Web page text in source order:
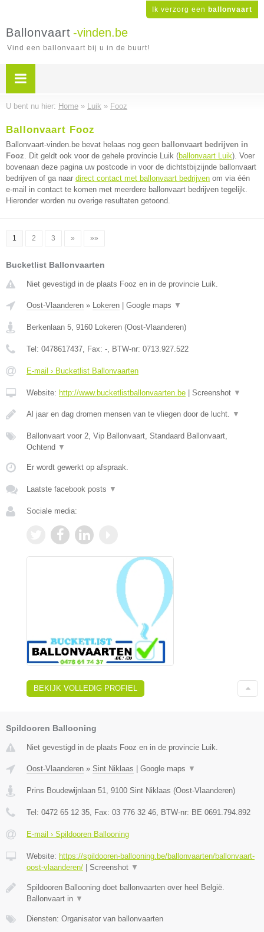
Ik verzorg een ballonvaart
Ballonvaart -vinden.be
Vind een ballonvaart bij u in de buurt!
U bent nu hier: Home » Luik » Fooz
Ballonvaart Fooz
Ballonvaart-vinden.be bevat helaas nog geen ballonvaart bedrijven in
Fooz. Dit geldt ook voor de gehele provincie Luik (ballonvaart Luik). Voer
bovenaan deze pagina uw postcode in voor de dichtstbijzijnde ballonvaart
bedrijven of ga naar direct contact met ballonvaart bedrijven om via één
e-mail in contact te komen met meerdere ballonvaart bedrijven tegelijk.
Hieronder worden nu overige resultaten getoond.
1 2 3 » »»
Bucketlist Ballonvaarten
Niet gevestigd in de plaats Fooz en in de provincie Luik.
Oost-Vlaanderen » Lokeren Google maps ▼
Berkenlaan 5, 9160 Lokeren (Oost-Vlaanderen)
Tel: 0478617437, Fax: -, BTW-nr: 0713.927.522
E-mail › Bucketlist Ballonvaarten
Website: http://www.bucketlistballonvaarten.be Screenshot ▼
Al jaar en dag dromen mensen van te vliegen door de lucht. ▼
Ballonvaart voor 2, Vip Ballonvaart, Standaard Ballonvaart,
Ochtend ▼
Er wordt gewerkt op afspraak.
Laatste facebook posts ▼
Sociale media:
BEKIJK VOLLEDIG PROFIEL
Spildooren Ballooning
Niet gevestigd in de plaats Fooz en in de provincie Luik.
Oost-Vlaanderen » Sint Niklaas | Google maps ▼
Prins Boudewijnlaan 51 9100 Sint Niklaas (Oost-Vlaanderen)
Tel: 0472 65 12 35 , Fax: 03 776 32 46 , BTW-nr: BE 0691.794.892
E-mail › Spildooren Ballooning
Website: https://spildooren-ballooning.be/ballonvaarten/ballonvaart-
oost-vlaanderen/ | Screenshot ▼
Spildooren Ballooning doet ballonvaarten over heel België.
Ballonvaart in ▼
Diensten: Organisator van ballonvaarten